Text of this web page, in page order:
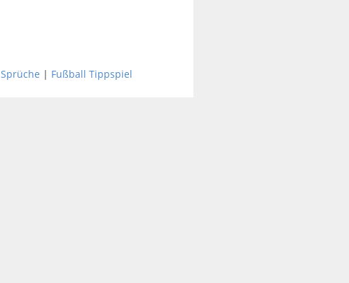
Sprüche | Fußball Tippspiel